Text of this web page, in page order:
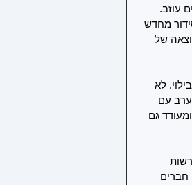
עוזב.
מחדש
של
לא
עם
גם
חברים